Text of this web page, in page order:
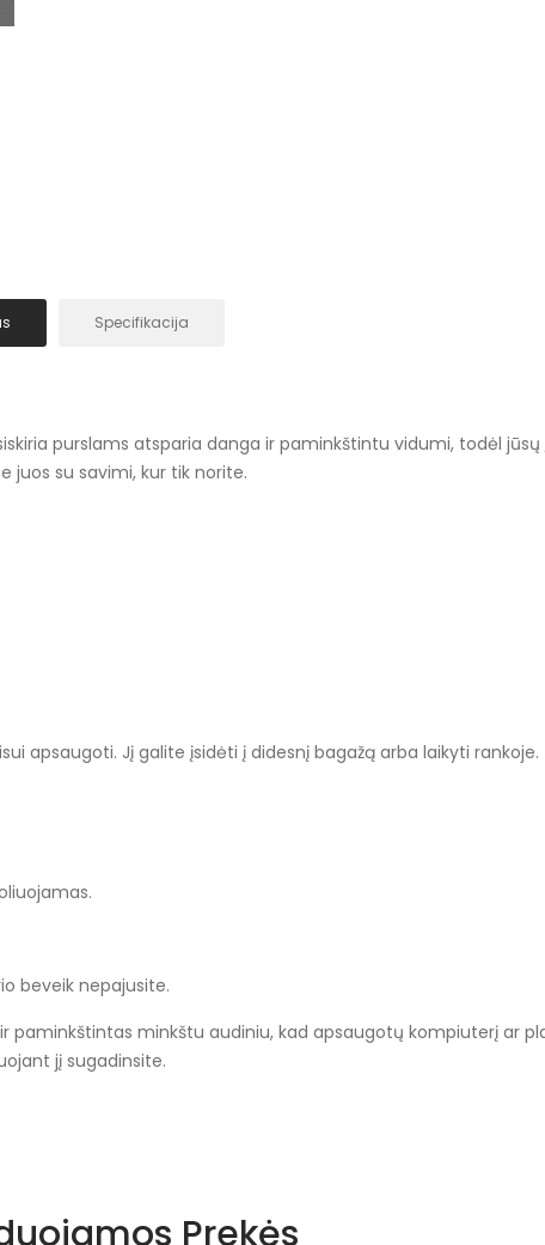
Specifikacija
purslams atsparia danga ir paminkštintu vidumi, todėl jūsų
juos su savimi, kur tik norite.
apsaugoti. Jį galite įsidėti į didesnį bagažą arba laikyti rankoje.
beveik nepajusite.
paminkštintas minkštu audiniu, kad apsaugotų kompiuterį ar
jį sugadinsite.
Prekės